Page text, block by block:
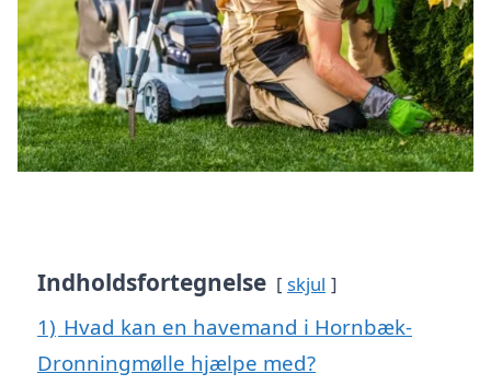
Indholdsfortegnelse skjul
1) Hvad kan en havemand i Hornbæk-
Dronningmølle hjælpe med?